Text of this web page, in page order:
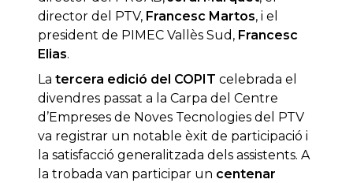
director del PTV, Francesc Martos, i el
president de PIMEC Vallès Sud, Francesc
Elias.
La tercera edició del COPIT celebrada el
divendres passat a la Carpa del Centre
d’Empreses de Noves Tecnologies del PTV
va registrar un notable èxit de participació i
la satisfacció generalitzada dels assistents. A
la trobada van participar un centenar